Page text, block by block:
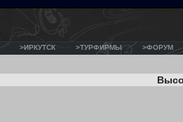
>ИРКУТСК >ТУРФИРМЫ >ФОРУМ